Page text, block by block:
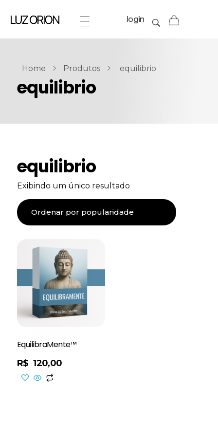
login
Home Produtos equilibrio
equilibrio
equilibrio
Exibindo um único resultado
EquilibraMente™
R$ 120,00